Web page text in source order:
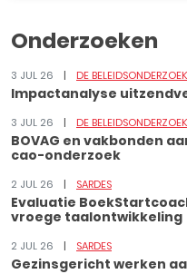
Onderzoeken
3 JUL 26 DE
Impactanalyse
3 JUL 26 DE
BOVAG en vakbonden
cao-onderzoek
2 JUL 26 SARDES
Evaluatie
vroege taalontwikkeling
2 JUL 26 SARDES
Gezinsgericht werken